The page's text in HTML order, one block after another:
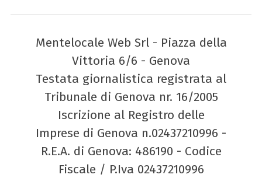
Mentelocale Web Srl - Piazza della
Vittoria 6/6 - Genova
Testata giornalistica registrata al
Tribunale di Genova nr. 16/2005
Iscrizione al Registro delle
Imprese di Genova n.02437210996 -
R.E.A. di Genova: 486190 - Codice
Fiscale / P.Iva 02437210996